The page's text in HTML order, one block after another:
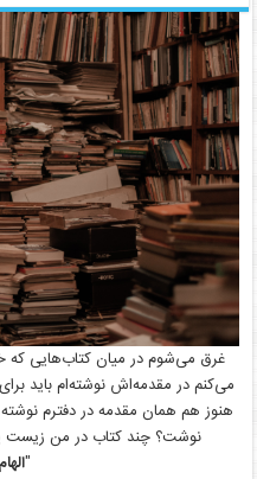
غرق می‌شوم در میان کتاب‌هایی که
می‌کنم در مقدمه‌اش نوشته‌ام باید
هنوز هم همان مقدمه در دفترم
نوشت؟ چند کتاب در من زیست
"